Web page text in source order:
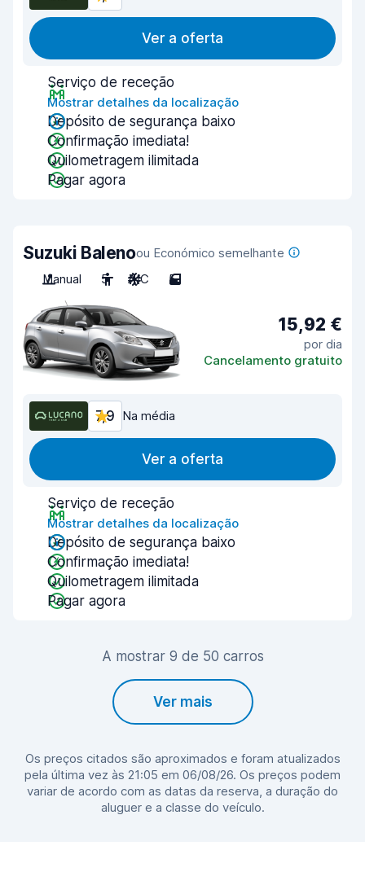
Ver a oferta
Serviço de receção
Mostrar detalhes da localização
Depósito de segurança baixo
Confirmação imediata!
Quilometragem ilimitada
Pagar agora
Suzuki Balenoou Económico semelhante
Manual
5 A/C 5
15,92 €
por dia
Cancelamento gratuito
7,9 Na média
Ver a oferta
Serviço de receção
Mostrar detalhes da localização
Depósito de segurança baixo
Confirmação imediata!
Quilometragem ilimitada
Pagar agora
A mostrar 9 de 50 carros
Ver mais
Os preços citados são aproximados e foram atualizados
pela última vez às 21:05 em 06/08/26. Os preços podem
variar de acordo com as datas da reserva, a duração do
aluguer e a classe do veículo.